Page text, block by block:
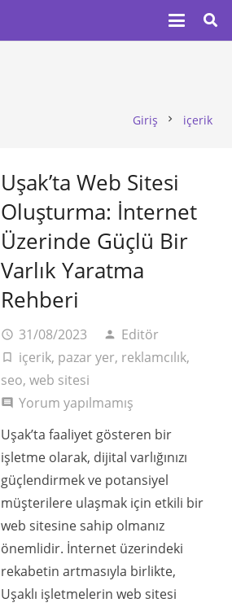
Giriş chevron_right içerik
Uşak’ta Web Sitesi
Oluşturma: İnternet
Üzerinde Güçlü Bir
Varlık Yaratma
Rehberi
access_time 31/08/2023 person Editör
turned_in_not içerik, pazar yer, reklamcılık,
seo, web sitesi
comment
Yorum yapılmamış
Uşak’ta faaliyet gösteren bir
işletme olarak, dijital varlığınızı
güçlendirmek ve potansiyel
müşterilere ulaşmak için etkili bir
web sitesine sahip olmanız
önemlidir. İnternet üzerindeki
rekabetin artmasıyla birlikte,
Uşaklı işletmelerin web sitesi